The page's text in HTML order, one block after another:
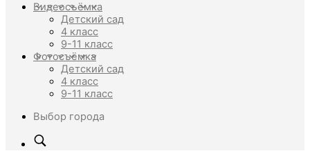
Видеосъёмка
Детский сад
4 класс
9-11 класс
Фотосъёмка
Детский сад
4 класс
9-11 класс
Выбор города